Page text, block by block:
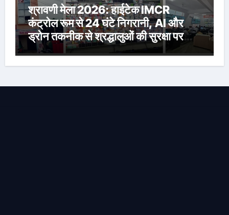
श्रावणी मेला 2026: हाईटेक IMCR
कंट्रोल रूम से 24 घंटे निगरानी, AI और
ड्रोन तकनीक से श्रद्धालुओं की सुरक्षा पर
विशेष नजर